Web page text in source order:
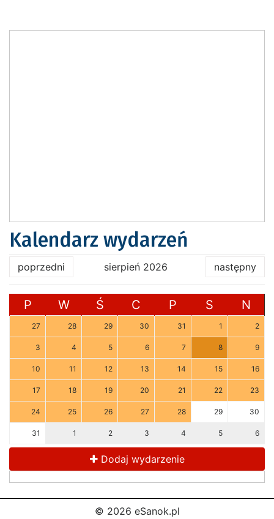
Kalendarz wydarzeń
poprzedni sierpień 2026 następny
P W Ś C P S N
27 28 29 30 31 1 2
3 4 5 6 7 8 9
10 11 12 13 14 15 16
17 18 19 20 21 22 23
24 25 26 27 28 29 30
31 1 2 3 4 5 6
Dodaj wydarzenie
© 2026 eSanok.pl